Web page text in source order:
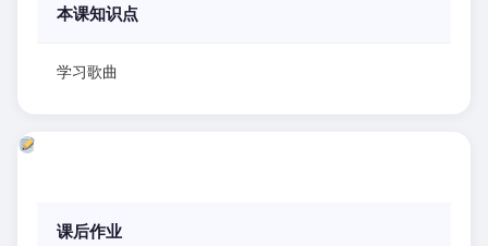
本课知识点
学习歌曲
课后作业